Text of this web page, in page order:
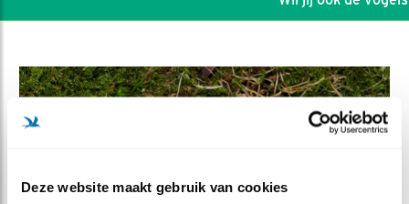
Deze website maakt gebruik van cookies